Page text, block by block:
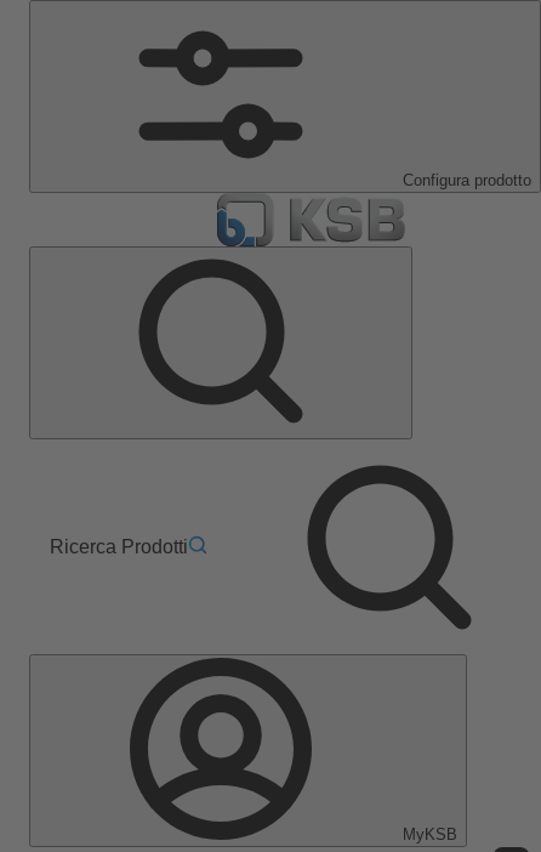
Configura prodotto
Ricerca Prodotti
MyKSB